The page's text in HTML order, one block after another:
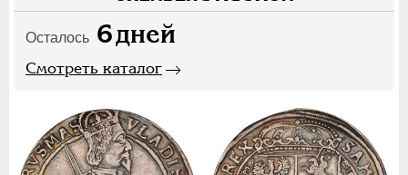
Осталось 6дней
Смотреть каталог